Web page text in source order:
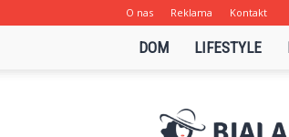
O nas Reklama Kontakt
DOM LIFESTYLE